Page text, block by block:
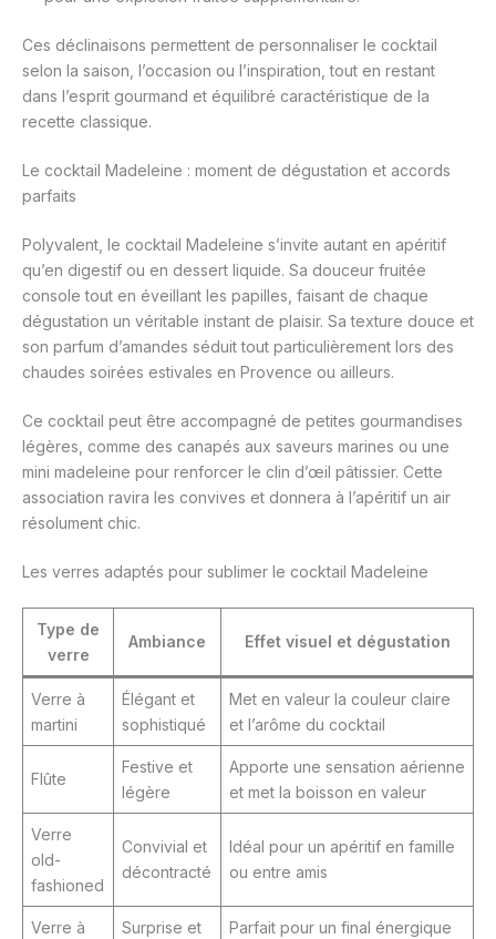
Ces déclinaisons permettent de personnaliser le cocktail
selon la saison, l’occasion ou l’inspiration, tout en restant
dans l’esprit gourmand et équilibré caractéristique de la
recette classique.
Le cocktail Madeleine : moment de dégustation et accords
parfaits
Polyvalent, le cocktail Madeleine s’invite autant en apéritif
qu’en digestif ou en dessert liquide. Sa douceur fruitée
console tout en éveillant les papilles, faisant de chaque
dégustation un véritable instant de plaisir. Sa texture douce et
son parfum d’amandes séduit tout particulièrement lors des
chaudes soirées estivales en Provence ou ailleurs.
Ce cocktail peut être accompagné de petites gourmandises
légères, comme des canapés aux saveurs marines ou une
mini madeleine pour renforcer le clin d’œil pâtissier. Cette
association ravira les convives et donnera à l’apéritif un air
résolument chic.
Les verres adaptés pour sublimer le cocktail Madeleine
Type de
verre
Ambiance Effet visuel et dégustation
Verre à
martini
Élégant et
sophistiqué
Met en valeur la couleur claire
et l’arôme du cocktail
Flûte
Festive et
légère
Apporte une sensation aérienne
et met la boisson en valeur
Verre
old-
fashioned
Convivial et
décontracté
Idéal pour un apéritif en famille
ou entre amis
Verre à
Surprise et
Parfait pour un final énergique